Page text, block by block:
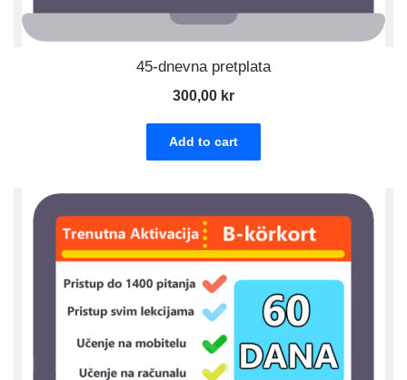
45-dnevna pretplata
300,00 kr
Add to cart